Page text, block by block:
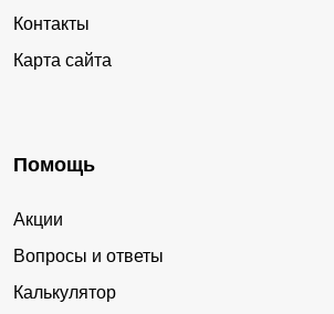
Контакты
Карта сайта
Помощь
Акции
Вопросы и ответы
Калькулятор